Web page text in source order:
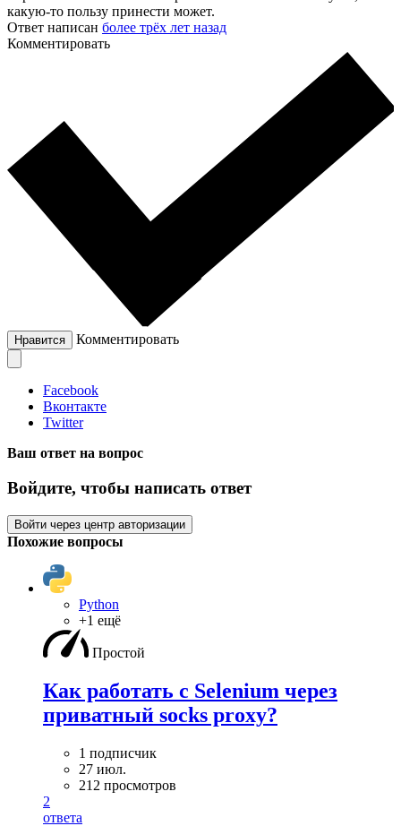
какую-то пользу принести может.
Ответ написан более трёх лет назад
Комментировать
Нравится Комментировать
Facebook
Вконтакте
Twitter
Ваш ответ на вопрос
Войдите, чтобы написать ответ
Войти через центр авторизации
Похожие вопросы
Python
+1 ещё
Простой
Как работать с Selenium через
приватный socks proxy?
1 подписчик
27 июл.
212 просмотров
2
ответа